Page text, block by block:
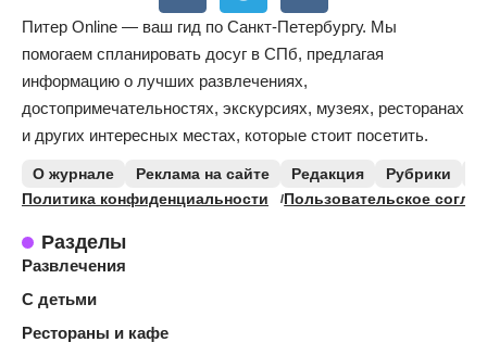
Питер Online — ваш гид по Санкт-Петербургу. Мы
помогаем спланировать досуг в СПб, предлагая
информацию о лучших развлечениях,
достопримечательностях, экскурсиях, музеях, ресторанах
и других интересных местах, которые стоит посетить.
О журнале Реклама на сайте Редакция Рубрики
Политика конфиденциальности
Пользовательское
Разделы
Развлечения
С детьми
Рестораны и кафе